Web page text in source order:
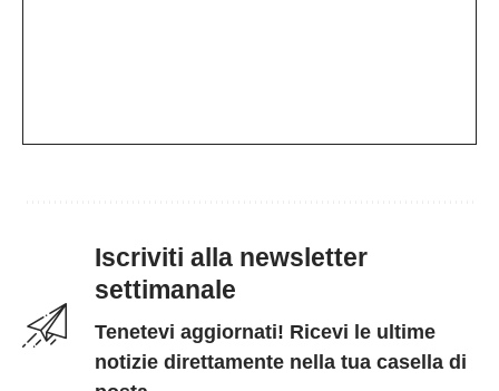
Iscriviti alla newsletter
settimanale
Tenetevi aggiornati! Ricevi le ultime
notizie direttamente nella tua casella di